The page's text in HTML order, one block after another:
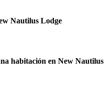
Nautilus Lodge
habitación en New Nautilus